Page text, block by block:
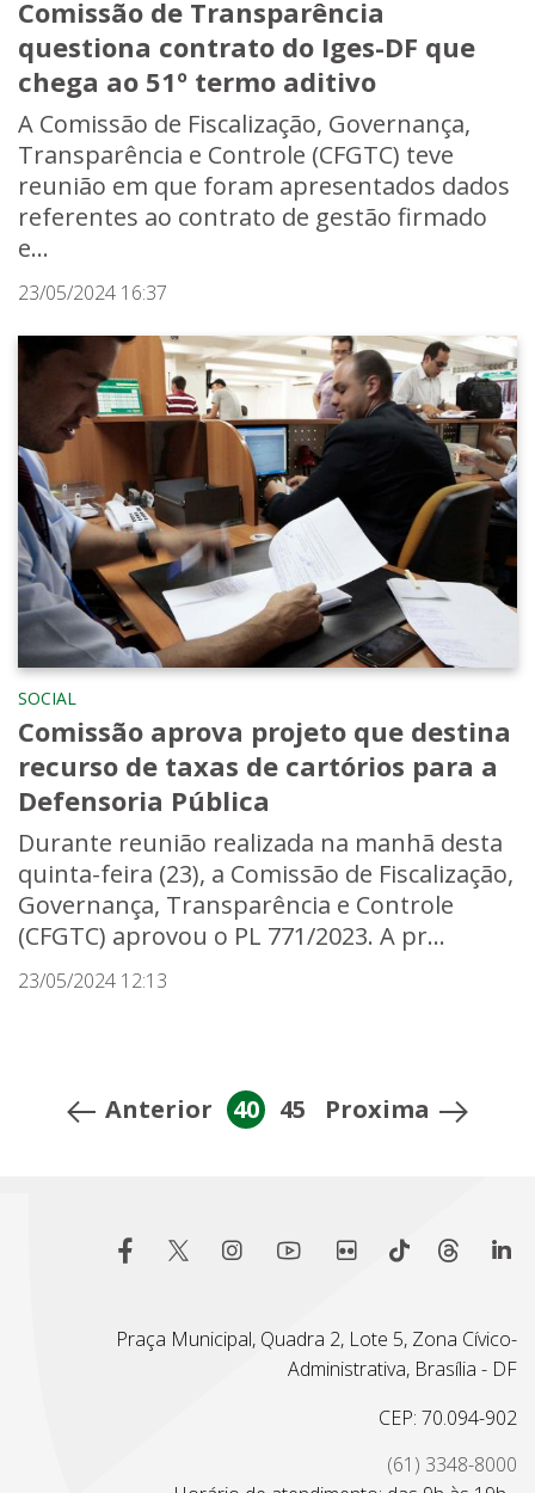
Comissão de Transparência
questiona contrato do Iges-DF que
chega ao 51º termo aditivo
A Comissão de Fiscalização, Governança,
Transparência e Controle (CFGTC) teve
reunião em que foram apresentados dados
referentes ao contrato de gestão firmado
e...
23/05/2024 16:37
SOCIAL
Comissão aprova projeto que destina
recurso de taxas de cartórios para a
Defensoria Pública
Durante reunião realizada na manhã desta
quinta-feira (23), a Comissão de Fiscalização,
Governança, Transparência e Controle
(CFGTC) aprovou o PL 771/2023. A pr...
23/05/2024 12:13
Anterior 40 45 Proxima
Praça Municipal, Quadra 2, Lote 5, Zona Cívico-
Administrativa, Brasília - DF
CEP: 70.094-902
(61) 3348-8000